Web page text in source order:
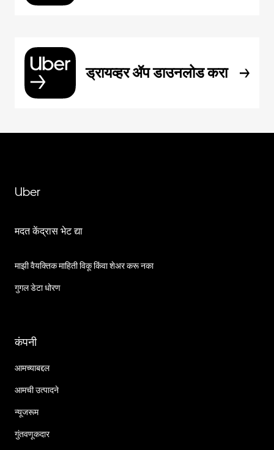
ड्रायव्हर ॲप डाउनलोड करा
Uber
मदत केंद्रास भेट द्या
माझी वैयक्तिक माहिती विकू किंवा शेअर करू नका
गुगल डेटा धोरण
कंपनी
आमच्याबद्दल
आमची उत्पादने
न्यूजरूम
गुंतवणूकदार